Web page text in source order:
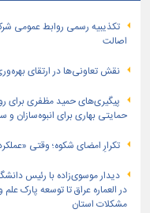
تكذیبیه رسمی روابط عمومی
اصالت
نقش تعاونی‌ها در ارتقای
پیگیری‌های حمید مظفری برای
حمایتی بهاری برای انبوه‌سازان و
تکرارِ امضای شکوه؛ وقتی
دیدار موسوی‌زاده با رئیس
در العماره عراق تا توسعه پارک
مشکلات استان